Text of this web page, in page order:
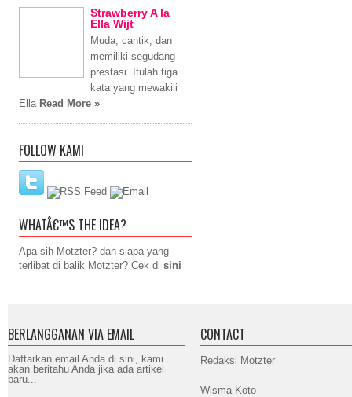
Strawberry A la
Ella Wijt
Muda, cantik, dan
memiliki segudang
prestasi. Itulah tiga
kata yang mewakili
Ella Read More »
FOLLOW KAMI
WHATÂ€™S THE IDEA?
Apa sih Motzter? dan siapa yang
terlibat di balik Motzter? Cek di sini
BERLANGGANAN VIA EMAIL
Daftarkan email Anda di sini, kami
akan beritahu Anda jika ada artikel
baru...
CONTACT
Redaksi Motzter
Wisma Koto